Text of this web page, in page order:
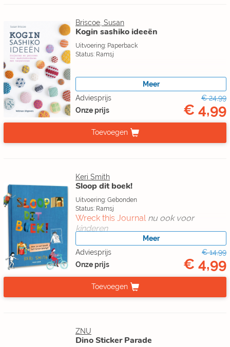
Briscoe, Susan
Kogin sashiko ideeën
Uitvoering: Paperback
Status: Ramsj
Meer
Adviesprijs
€ 24,99
Onze prijs
€ 4,99
Toevoegen
Keri Smith
Sloop dit boek!
Uitvoering: Gebonden
Status: Ramsj
Wreck this Journalnu ook voor
kinderen
Meer
Adviesprijs
€ 14,99
Onze prijs
€ 4,99
Toevoegen
ZNU
Dino Sticker Parade